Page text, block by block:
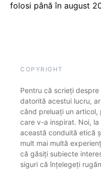
folosi până în august
COPYRIGHT
Pentru că scrieți
datorită acestui lucru,
când preluați un
care v-a inspirat. Noi,
această conduită etică
mult mai multă
că găsiți subiecte
siguri că înțelegeți